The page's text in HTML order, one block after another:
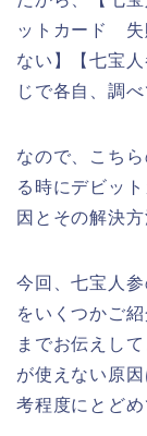
ットカード 失
ない】【七宝
じで各自、調
なので、こち
る時にデビッ
因とその解決
今回、七宝人
をいくつかご
までお伝えし
が使えない原
考程度にとど